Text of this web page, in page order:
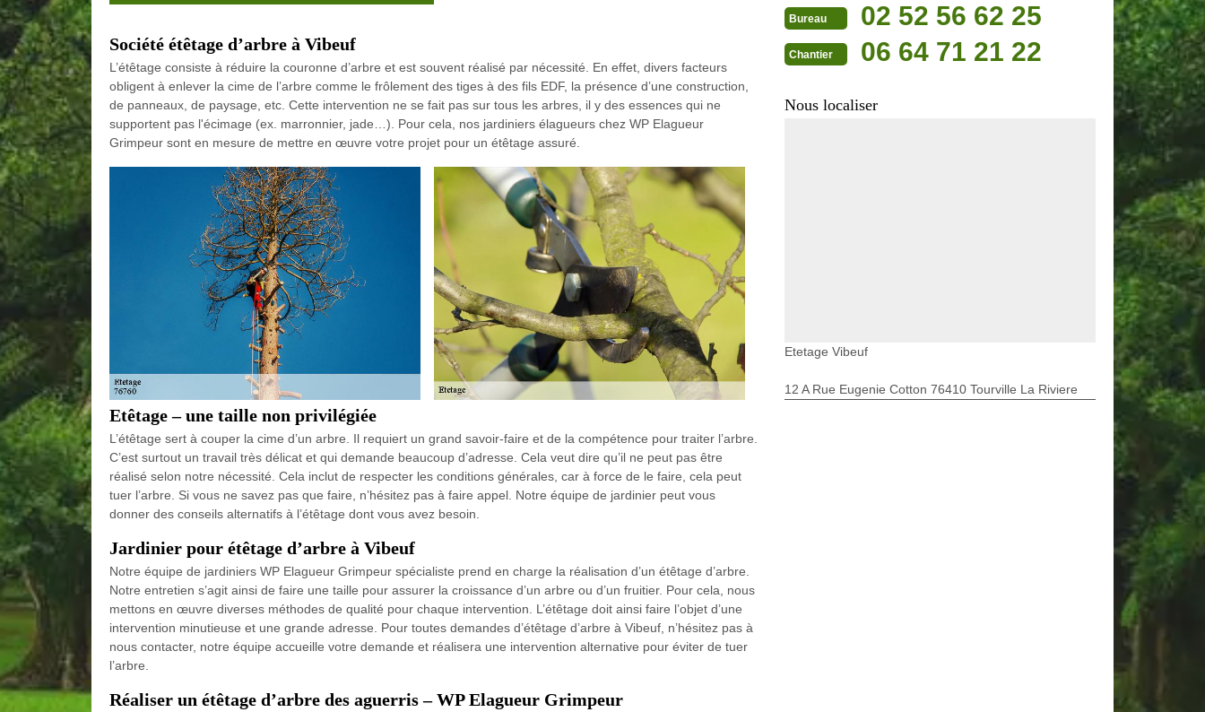
Société étêtage d’arbre à Vibeuf
L’étêtage consiste à réduire la couronne d’arbre et est souvent réalisé par nécessité. En effet, divers facteurs
obligent à enlever la cime de l’arbre comme le frôlement des tiges à des fils EDF, la présence d’une construction,
de panneaux, de paysage, etc. Cette intervention ne se fait pas sur tous les arbres, il y des essences qui ne
supportent pas l'écimage (ex. marronnier, jade…). Pour cela, nos jardiniers élagueurs chez WP Elagueur
Grimpeur sont en mesure de mettre en œuvre votre projet pour un étêtage assuré.
Etêtage – une taille non privilégiée
L’étêtage sert à couper la cime d’un arbre. Il requiert un grand savoir-faire et de la compétence pour traiter l’arbre.
C’est surtout un travail très délicat et qui demande beaucoup d’adresse. Cela veut dire qu’il ne peut pas être
réalisé selon notre nécessité. Cela inclut de respecter les conditions générales, car à force de le faire, cela peut
tuer l’arbre. Si vous ne savez pas que faire, n’hésitez pas à faire appel. Notre équipe de jardinier peut vous
donner des conseils alternatifs à l’étêtage dont vous avez besoin.
Jardinier pour étêtage d’arbre à Vibeuf
Notre équipe de jardiniers WP Elagueur Grimpeur spécialiste prend en charge la réalisation d’un étêtage d’arbre.
Notre entretien s’agit ainsi de faire une taille pour assurer la croissance d’un arbre ou d’un fruitier. Pour cela, nous
mettons en œuvre diverses méthodes de qualité pour chaque intervention. L’étêtage doit ainsi faire l’objet d’une
intervention minutieuse et une grande adresse. Pour toutes demandes d’étêtage d’arbre à Vibeuf, n’hésitez pas à
nous contacter, notre équipe accueille votre demande et réalisera une intervention alternative pour éviter de tuer
l’arbre.
Réaliser un étêtage d’arbre des aguerris – WP Elagueur Grimpeur
Bureau 02 52 56 62 25
Chantier 06 64 71 21 22
Nous localiser
Etetage Vibeuf
12 A Rue Eugenie Cotton 76410 Tourville La Riviere